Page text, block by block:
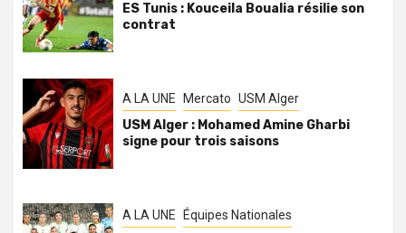
ES Tunis : Kouceila Boualia résilie son
contrat
A LA UNE Mercato USM Alger
USM Alger : Mohamed Amine Gharbi
signe pour trois saisons
A LA UNE Équipes Nationales